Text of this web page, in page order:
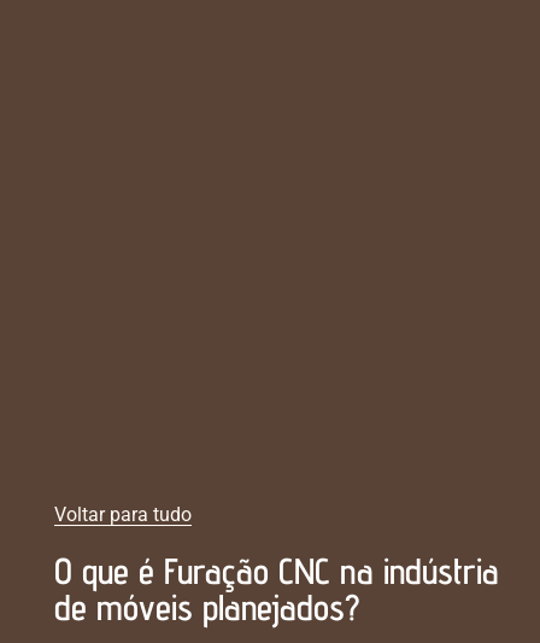
Voltar para tudo
O que é Furação CNC na indústria
de móveis planejados?